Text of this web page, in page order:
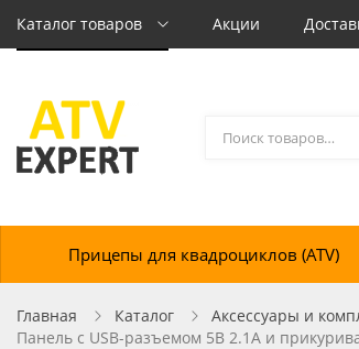
Каталог товаров Акции
Прицепы для квадроциклов (ATV)
Главная Каталог Аксессуары и
Панель с USB-разъемом 5В 2.1А и